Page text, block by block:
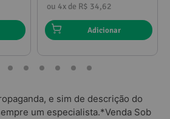
ou 4x de R$ 34,62
Adicionar
e sim de descrição do
um especialista.*Venda Sob